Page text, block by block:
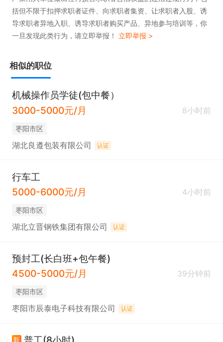
括但不限于扣押求职者证件、向求职者集资、让求职者入股、诱
导求职者异地入职、诱导求职者购买产品、异地参与培训等，你
一旦发现此类行为，请立即举报！ 立即举报 >
相似的职位
机械操作员学徒(包中餐）
3000-5000元/月
8小时前
枣阳市区
湖北良遵包装有限公司 认证
行车工
5000-6000元/月
4小时前
枣阳市区
湖北立晋钢铁集团有限公司 认证
预封工(长白班+包午餐)
4500-5000元/月
39分钟前
枣阳市区
枣阳市辰泰电子科技有限公司 认证
新